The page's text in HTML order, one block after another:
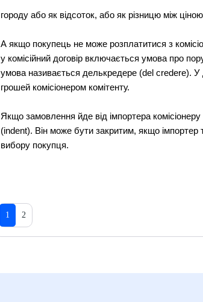
городу або як відсоток, або як різницю між
А якщо покупець не може розплатитися з
у комісійний договір включається умова про
умова називається делькредере (del credere). У
грошей комісіонером комітенту.
Якщо замовлення йде від імпортера
(indent). Він може бути закритим, якщо імпортер
вибору покупця.
1 2